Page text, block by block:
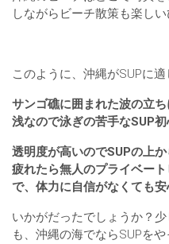
しながらビーチ散策も楽しい
このように、沖縄がSUPに
サンゴ礁に囲まれた波の立
浅なので泳ぎの苦手なSUP
透明度が高いのでSUPの上
疲れたら無人のプライベー
で、体力に自信がなくても安
いかがだったでしょうか？
も、沖縄の海でならSUPを